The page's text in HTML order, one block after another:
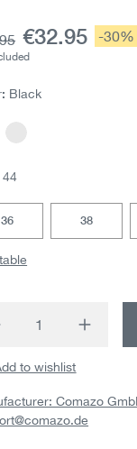
price:
Current
€32.95 -30%
Black
44
36 38
to wishlist
Comazo